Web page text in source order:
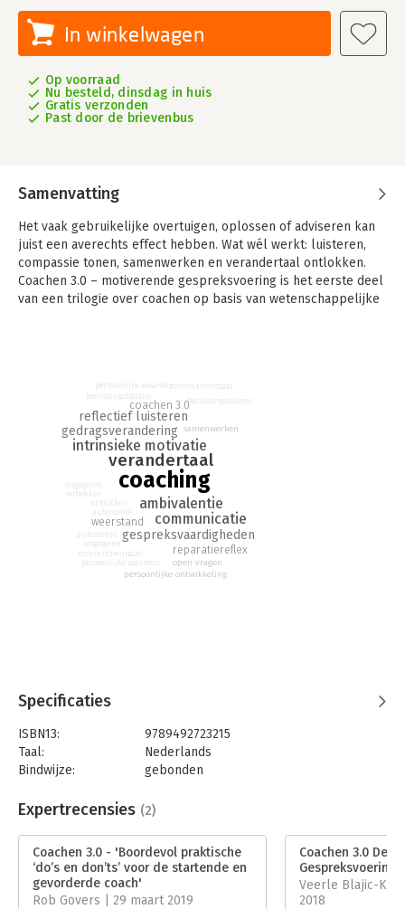
In winkelwagen
Op voorraad
Nu besteld, dinsdag in huis
Gratis verzonden
Past door de brievenbus
Samenvatting
Het vaak ­gebruikelijke overtuigen, oplossen of adviseren kan
juist een ­averechts effect hebben. Wat wél werkt: luisteren,
compassie tonen, samenwerken en verandertaal ontlokken.
Coachen 3.0 – motiverende gespreksvoering is het eerste deel
van een trilogie over coachen op basis van wetenschappelijke
coaching
verandertaal
ambivalentie
intrinsieke motivatie
communicatie
gespreksvaardigheden
gedragsverandering
reflectief luisteren
reparatiereflex
weerstand
coachen 3.0
samenwerken
open vragen
persoonlijke ontwikkeling
autonomie
ontlokken
persoonlijke waarden
commitmenttaal
beslissingsbalans
engageren
autonomie
ontlokken
persoonlijke waardencommitmenttaal
beslissingsbalans
engageren
Specificaties
ISBN13:
9789492723215
Taal:
Nederlands
Bindwijze:
gebonden
Uitgever:
De Vrije Uitgevers
Verschijningsdatum:
1-6-2018
Hoofdrubriek:
Expertrecensies (2)
Coachen 3.0 - 'Boordevol praktische
‘do’s en don’ts’ voor de startende en
gevorderde coach'
Rob Govers | 29 maart 2019
Coachen 3.0 Deel
Gespreksvoering
Veerle Blajic-Kik
2018